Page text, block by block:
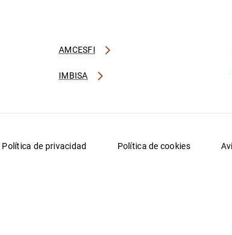
AMCESFI
IMBISA
Política de privacidad Política de cookies